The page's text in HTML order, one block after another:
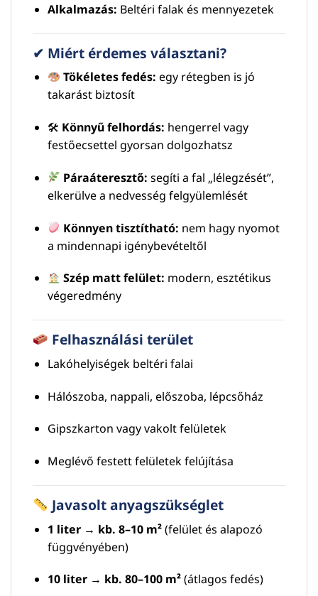
Alkalmazás: Beltéri falak és mennyezetek
✔ Miért érdemes választani?
Tökéletes fedés: egy rétegben is jó
takarást biztosít
🛠 Könnyű felhordás: hengerrel vagy
festőecsettel gyorsan dolgozhatsz
Páraáteresztő: segíti a fal „lélegzését”,
elkerülve a nedvesség felgyülemlését
Könnyen tisztítható: nem hagy nyomot
a mindennapi igénybevételtől
Szép matt felület: modern, esztétikus
végeredmény
Felhasználási terület
Lakóhelyiségek beltéri falai
Hálószoba, nappali, előszoba, lépcsőház
Gipszkarton vagy vakolt felületek
Meglévő festett felületek felújítása
Javasolt anyagszükséglet
1 liter → kb. 8–10 m²(felület és alapozó
függvényében)
10 liter → kb. 80–100 m²(átlagos fedés)